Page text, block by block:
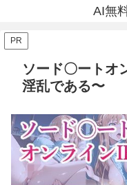
AI無
PR
ソード〇ートオ
淫乱である〜